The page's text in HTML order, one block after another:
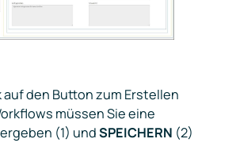
auf den Button zum Erstellen
müssen Sie eine
(1) undSPEICHERN (2)